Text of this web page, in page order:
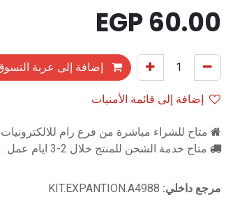
60.00
إضافة إلى عربة
إضافة إلى قائمة الأمنيات
متاح للشراء مباشرة من فرع رام للالكترونيات
متاح خدمة الشحن للمنتج خلال 2-3 ايام عمل
مرجع داخلي: KIT.EXPANTION.A4988